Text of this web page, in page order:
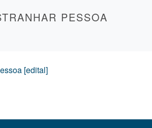
PESSOA
[edital]